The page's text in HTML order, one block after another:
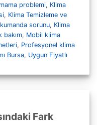
problemi, Klima
, Klima Temizleme ve
sorunu, Klima
bakım, Mobil klima
, Profesyonel klima
Bursa, Uygun Fiyatlı
Fark